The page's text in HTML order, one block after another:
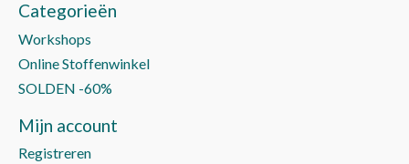
Categorieën
Workshops
Online Stoffenwinkel
SOLDEN -60%
Mijn account
Registreren